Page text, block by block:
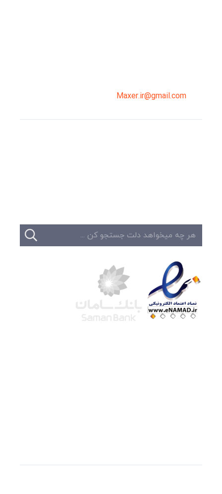
Maxer.ir@gmail.com